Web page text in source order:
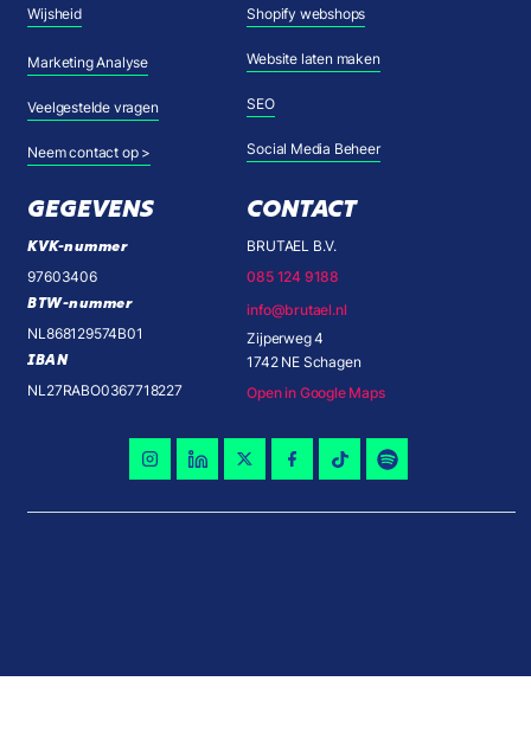
Wijsheid
Marketing Analyse
Veelgestelde vragen
Neem contact op >
Shopify webshops
Website laten maken
SEO
Social Media Beheer
GEGEVENS
KVK-nummer
97603406
BTW-nummer
NL868129574B01
IBAN
NL27RABO0367718227
CONTACT
BRUTAEL B.V.
085 124 9188
info@brutael.nl
Zijperweg 4
1742 NE Schagen
Open in Google Maps